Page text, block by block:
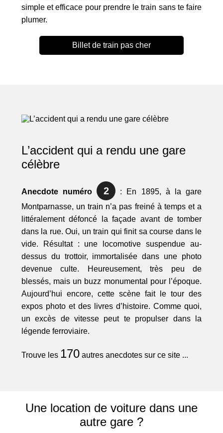
simple et efficace pour prendre le train sans te faire
plumer.
Billet de train pas cher
L’accident qui a rendu une gare
célèbre
Anecdote numéro 2
: En 1895, à la gare
Montparnasse, un train n’a pas freiné à temps et a
littéralement défoncé la façade avant de tomber
dans la rue. Oui, un train qui finit sa course dans le
vide. Résultat : une locomotive suspendue au-
dessus du trottoir, immortalisée dans une photo
devenue culte. Heureusement, très peu de
blessés, mais un buzz monumental pour l’époque.
Aujourd’hui encore, cette scène fait le tour des
expos photo et des livres d’histoire. Comme quoi,
un excès de vitesse peut te propulser dans la
légende ferroviaire.
Trouve les 170autres anecdotes sur ce site ...
Une location de voiture dans une
autre gare ?